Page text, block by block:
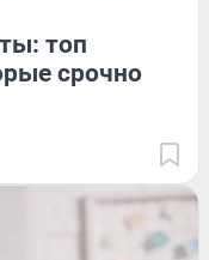
топ
срочно